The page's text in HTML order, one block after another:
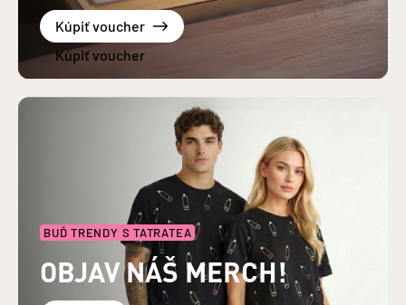
Kúpiť voucher
BUĎ TRENDY S TATRATEA
OBJAV NÁŠ MERCH!